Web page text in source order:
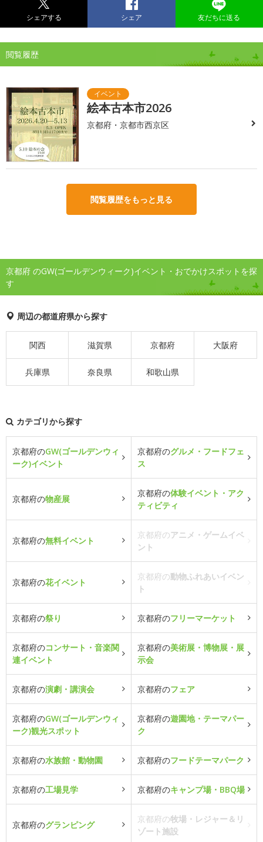
シェアする シェア 友だちに送る
閲覧履歴
絵本古本市2026
京都府・京都市西京区
閲覧履歴をもっと見る
京都府 のGW(ゴールデンウィーク)イベント・おでかけスポットを探
す
周辺の都道府県から探す
関西 滋賀県 京都府 大阪府
兵庫県 奈良県 和歌山県
カテゴリから探す
京都府のGW(ゴールデンウィ
ーク)イベント
京都府のグルメ・フードフェ
ス
京都府の物産展
京都府の体験イベント・アク
ティビティ
京都府の無料イベント
京都府のアニメ・ゲームイベ
ント
京都府の花イベント
京都府の動物ふれあいイベン
ト
京都府の祭り 京都府のフリーマーケット
京都府のコンサート・音楽関
連イベント
京都府の美術展・博物展・展
示会
京都府の演劇・講演会 京都府のフェア
京都府のGW(ゴールデンウィ
ーク)観光スポット
京都府の遊園地・テーマパー
ク
京都府の水族館・動物園 京都府のフードテーマパーク
京都府の工場見学 京都府のキャンプ場・BBQ場
京都府のグランピング
京都府の牧場・レジャー＆リ
ゾート施設